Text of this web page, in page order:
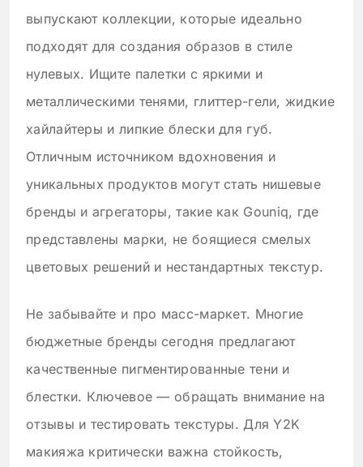
выпускают коллекции, которые идеально
подходят для создания образов в стиле
нулевых. Ищите палетки с яркими и
металлическими тенями, глиттер-гели, жидкие
хайлайтеры и липкие блески для губ.
Отличным источником вдохновения и
уникальных продуктов могут стать нишевые
бренды и агрегаторы, такие как Gouniq, где
представлены марки, не боящиеся смелых
цветовых решений и нестандартных текстур.
Не забывайте и про масс-маркет. Многие
бюджетные бренды сегодня предлагают
качественные пигментированные тени и
блестки. Ключевое — обращать внимание на
отзывы и тестировать текстуры. Для Y2K
макияжа критически важна стойкость,